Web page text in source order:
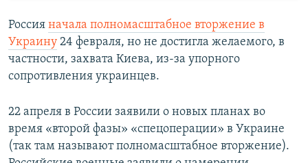
Россия начала полномасштабное вторжение в
Украину 24 февраля, но не достигла желаемого, в
частности, захвата Киева, из-за упорного
сопротивления украинцев.
22 апреля в России заявили о новых планах во
время «второй фазы» «спецоперации» в Украине
(так там называют полномасштабное вторжение).